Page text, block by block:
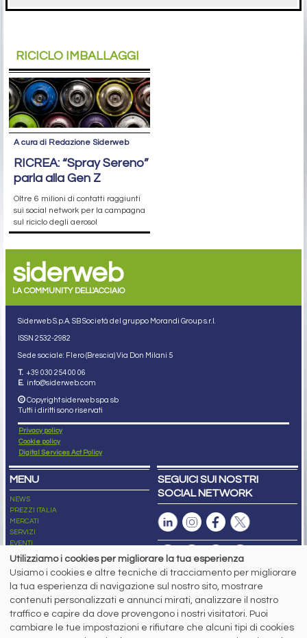
RICICLO IMBALLAGGI
A cura di Redazione Siderweb
RICREA: “Spray Sereno”
parla alla Gen Z
Oltre 6 milioni di contatti raggiunti
sui social network per la campagna
sul riciclo degli aerosol
siderweb
LA COMMUNITY DELL'ACCIAIO
Siderweb S.p.A. SB Società del gruppo Morandi Group s.r.l.
ISSN 2532-2982
Sede sociale: Flero (Brescia) Via Don Milani 5
T. +39 030 254 00 06
E. info@siderweb.com
Copyright siderweb spa sb
Tutti i diritti sono riservati
Privacy policy
Cookie policy
Digital Services Act Policy
MENU
NEWS
PREZZI ITALIA
MERCATI
SERVIZI
EVENTI
ABBONAMENTI
NEWSLETTER
SEGUICI SUI NOSTRI
SOCIAL NETWORK
Capitale Sociale: 190.000€ interamente versato
Registro delle Imprese di Brescia
Codice Fiscale e Partita I.V.A.:IT03562320170
R.E.A. n. 419331
Utilizziamo i cookies per migliorare la tua esperienza
Usiamo i cookies e altre tecniche di tracciamento per migliorare
la tua esperienza di navigazione sul nostro sito, mostrare
contenuti personalizzati e annunci mirati, analizzare il nostro
traffico e capire da dove provengono i nostri visitatori. Puoi
cambiare le tue impostazioni e rifiutare che alcuni tipi di cookies